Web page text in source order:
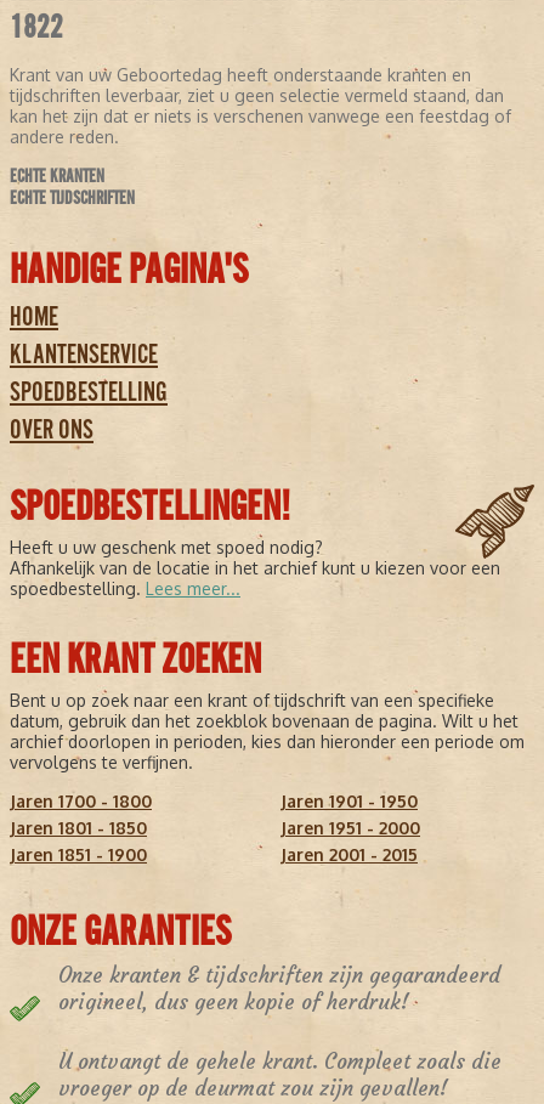
1822
Krant van uw Geboortedag heeft onderstaande kranten en
tijdschriften leverbaar, ziet u geen selectie vermeld staand, dan
kan het zijn dat er niets is verschenen vanwege een feestdag of
andere reden.
ECHTE KRANTEN
ECHTE TIJDSCHRIFTEN
HANDIGE PAGINA'S
HOME
KLANTENSERVICE
SPOEDBESTELLING
OVER ONS
SPOEDBESTELLINGEN!
Heeft u uw geschenk met spoed nodig?
Afhankelijk van de locatie in het archief kunt u kiezen voor een
spoedbestelling. Lees meer...
EEN KRANT ZOEKEN
Bent u op zoek naar een krant of tijdschrift van een specifieke
datum, gebruik dan het zoekblok bovenaan de pagina. Wilt u het
archief doorlopen in perioden, kies dan hieronder een periode om
vervolgens te verfijnen.
Jaren 1700 - 1800
Jaren 1801 - 1850
Jaren 1851 - 1900
Jaren 1901 - 1950
Jaren 1951 - 2000
Jaren 2001 - 2015
ONZE GARANTIES
Onze kranten & tijdschriften zijn gegarandeerd
origineel, dus geen kopie of herdruk!
U ontvangt de gehele krant. Compleet zoals die
vroeger op de deurmat zou zijn gevallen!